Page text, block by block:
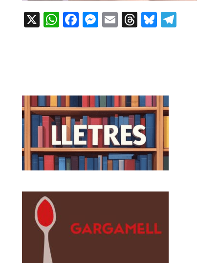
X WhatsApp
Facebook
Messenger
EmailThreads
Bluesky